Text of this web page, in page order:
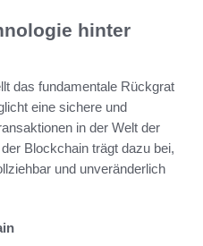
hinter
das fundamentale Rückgrat
eine sichere und
in der Welt der
Blockchain trägt dazu bei,
und unveränderlich